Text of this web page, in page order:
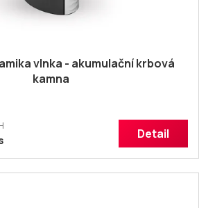
vlnka - akumulační krbová
kamna
Detail